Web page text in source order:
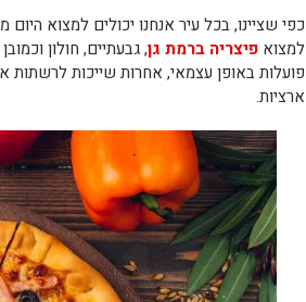
כפי שציינו, בכל עיר אנחנו יכולים למצוא
למצואפיצריה ברמת גן, גבעתיים, חולון
פועלות באופן עצמאי, אחרות שייכות לרשתות
ארציות.